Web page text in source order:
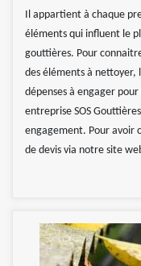
Il appartient à chaque
éléments qui influent le
gouttières. Pour
des éléments à nettoyer,
dépenses à engager
entreprise SOS
engagement. Pour avoir
de devis via notre site